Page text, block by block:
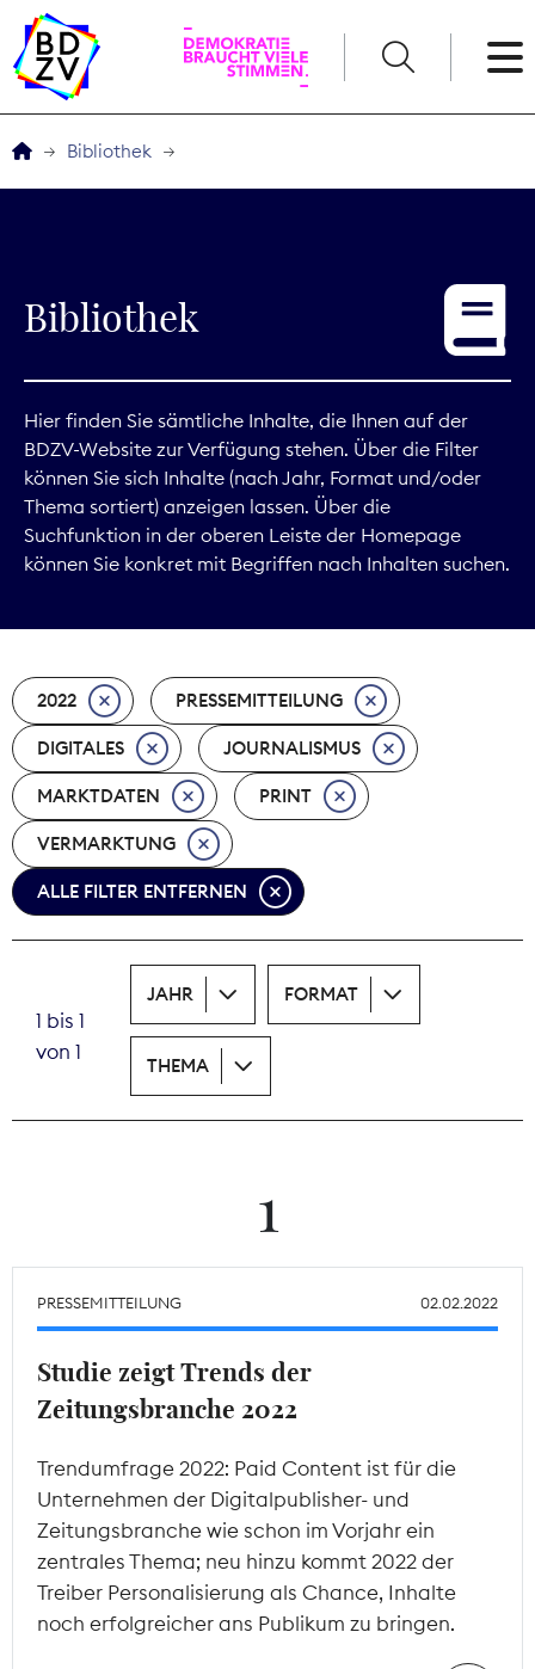
Service
Digitales
Kommunikation
Marktdaten
Nachhaltigkeit
Nachwuchs
Nova Award
Pressefreiheit
Print
Recht
Tarifpolitik
Theodor-Wolff-Preis
Mitgliederbereich
Bibliothek
Bibliothek
Hier finden Sie sämtliche Inhalte, die Ihnen auf der
BDZV-Website zur Verfügung stehen. Über die Filter
können Sie sich Inhalte (nach Jahr, Format und/oder
Thema sortiert) anzeigen lassen. Über die
Suchfunktion in der oberen Leiste der Homepage
können Sie konkret mit Begriffen nach Inhalten suchen.
2022 PRESSEMITTEILUNG
DIGITALES JOURNALISMUS
MARKTDATEN PRINT
VERMARKTUNG
ALLE FILTER ENTFERNEN
1 bis 1
von 1
JAHR FORMAT
THEMA
1
PRESSEMITTEILUNG 02.02.2022
Studie zeigt Trends der
Zeitungsbranche 2022
Trendumfrage 2022: Paid Content ist für die
Unternehmen der Digitalpublisher- und
Zeitungsbranche wie schon im Vorjahr ein
zentrales Thema; neu hinzu kommt 2022 der
Treiber Personalisierung als Chance, Inhalte
noch erfolgreicher ans Publikum zu bringen.